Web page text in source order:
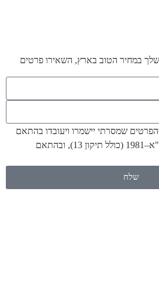
במחיר הטוב בארץ, השאירו פרטים
שמסרתי יישמרו ויעובדו בהתאם
לחוק הגנת הפרטיות, התשמ"א–1981 (כולל תיקון 13), ובהתאם
שלח